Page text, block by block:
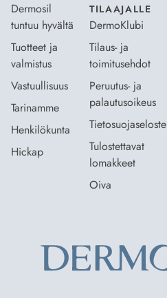
Dermosil
tuntuu hyvältä
Tuotteet ja
valmistus
Vastuullisuus
Tarinamme
Henkilökunta
Hickap
TILAAJALLE
DermoKlubi
Tilaus- ja
toimitusehdot
Peruutus- ja
palautusoikeus
Tietosuojaseloste
Tulostettavat
lomakkeet
Oiva